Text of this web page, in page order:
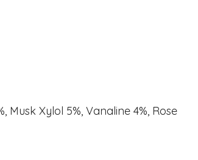
Xylol 5%, Vanaline 4%, Rose